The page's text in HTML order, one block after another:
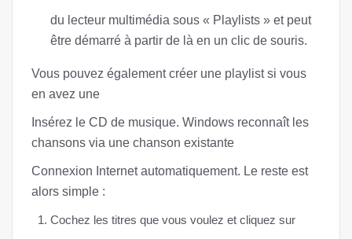
du lecteur multimédia sous « Playlists » et peut
être démarré à partir de là en un clic de souris.
Vous pouvez également créer une playlist si vous
en avez une
Insérez le CD de musique. Windows reconnaît les
chansons via une chanson existante
Connexion Internet automatiquement. Le reste est
alors simple :
Cochez les titres que vous voulez et cliquez sur